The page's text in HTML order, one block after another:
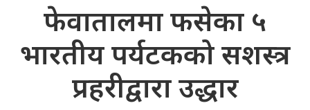
फेवातालमा फसेका ५
भारतीय पर्यटकको सशस्त्र
प्रहरीद्वारा उद्धार